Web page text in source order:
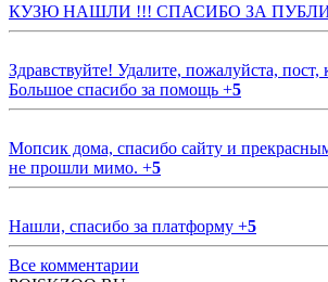
КУЗЮ НАШЛИ !!! СПАСИБО ЗА
Здравствуйте! Удалите, пожалуйста, пост,
Большое спасибо за помощь +5
Мопсик дома, спасибо сайту и
не прошли мимо. +5
Нашли, спасибо за платформу +5
Все комментарии